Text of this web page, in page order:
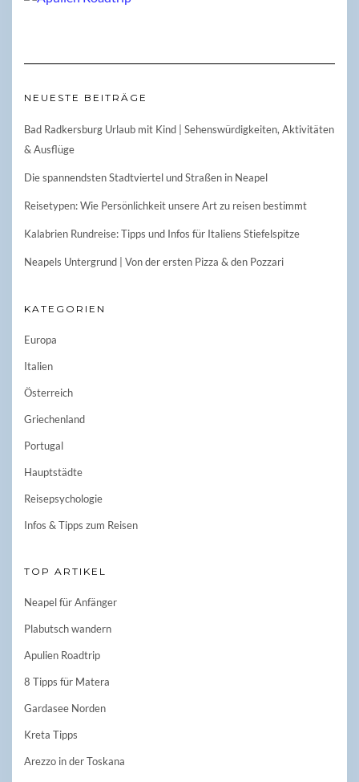
NEUESTE BEITRÄGE
Bad Radkersburg Urlaub mit Kind | Sehenswürdigkeiten, Aktivitäten
& Ausflüge
Die spannendsten Stadtviertel und Straßen in Neapel
Reisetypen: Wie Persönlichkeit unsere Art zu reisen bestimmt
Kalabrien Rundreise: Tipps und Infos für Italiens Stiefelspitze
Neapels Untergrund | Von der ersten Pizza & den Pozzari
KATEGORIEN
Europa
Italien
Österreich
Griechenland
Portugal
Hauptstädte
Reisepsychologie
Infos & Tipps zum Reisen
TOP ARTIKEL
Neapel für Anfänger
Plabutsch wandern
Apulien Roadtrip
8 Tipps für Matera
Gardasee Norden
Kreta Tipps
Arezzo in der Toskana